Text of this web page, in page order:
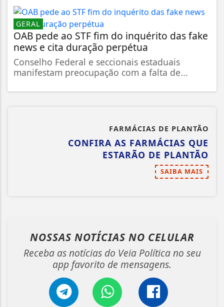
GERAL
OAB pede ao STF fim do inquérito das fake
news e cita duração perpétua
Conselho Federal e seccionais estaduais
manifestam preocupação com a falta de...
FARMÁCIAS DE PLANTÃO
CONFIRA AS FARMÁCIAS QUE
ESTARÃO DE PLANTÃO
SAIBA MAIS
NOSSAS NOTÍCIAS NO CELULAR
Receba as notícias do Veia Política no seu
app favorito de mensagens.